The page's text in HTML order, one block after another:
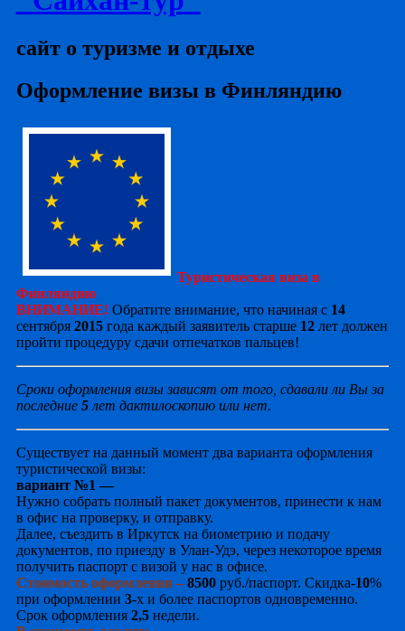
сайт о туризме и отдыхе
Оформление визы в Финляндию
Туристическая виза в
Финляндию
ВНИМАНИЕ! Обратите внимание, что начиная с 14
сентября 2015года каждый заявитель старше 12лет должен
пройти процедуру сдачи отпечатков пальцев!
Сроки оформления визы зависят от того, сдавали ли Вы за
последние5лет дактилоскопию или нет.
Существует на данный момент два варианта оформления
туристической визы:
вариант №1 —
Нужно собрать полный пакет документов, принести к нам
в офис на проверку, и отправку.
Далее, съездить в Иркутск на биометрию и подачу
документов, по приезду в Улан-Удэ, через некоторое время
получить паспорт с визой у нас в офисе.
Стоимость оформления – 8500руб./паспорт. Скидка-10%
при оформлении 3-х и более паспортов одновременно.
Срок оформления2,5недели.